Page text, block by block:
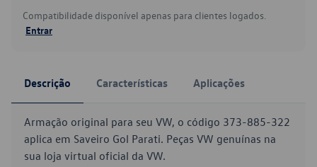
Compatibilidade disponível apenas para clientes logados.
Entrar
Descrição Características Aplicações
Armação original para seu VW, o código 373-885-322
aplica em Saveiro Gol Parati. Peças VW genuínas na
sua loja virtual oficial da VW.